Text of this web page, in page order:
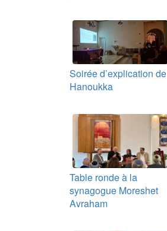
Soirée d’explication de
Hanoukka
Table ronde à la
synagogue Moreshet
Avraham